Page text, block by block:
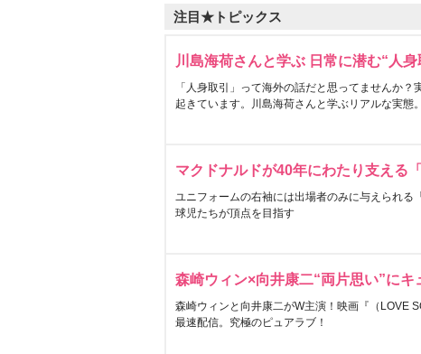
注目★トピックス
川島海荷さんと学ぶ 日常に潜む“人
「人身取引」って海外の話だと思ってませんか
起きています。川島海荷さんと学ぶリアルな実態。
マクドナルドが40年にわたり支える
ユニフォームの右袖には出場者のみに与えられる
球児たちが頂点を目指す
森崎ウィン×向井康二“両片思い”にキ
森崎ウィンと向井康二がW主演！映画『（LOVE
最速配信。究極のピュアラブ！